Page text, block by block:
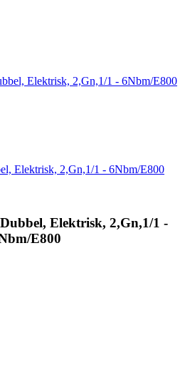
Elektrisk, 2,Gn,1/1 - 6Nbm/E800
Elektrisk, 2,Gn,1/1 - 6Nbm/E800
Elektrisk, 2,Gn,1/1 -
E800